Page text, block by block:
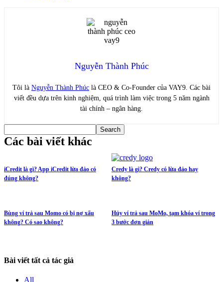
Nguyễn Thành Phúc
Tôi là Nguyễn Thành Phúc là CEO & Co-Founder của VAY9. Các bài
viết đều dựa trên kinh nghiệm, quá trình làm việc trong 5 năm ngành
tài chính – ngân hàng.
Các bài viết khác
iCredit là gì? App iCredit lừa đảo có
đúng không?
Credy là gì? Credy có lừa đảo hay
không?
Bùng ví trả sau Momo có bị nợ xấu
không? Có sao không?
Hủy ví trả sau MoMo, tạm khóa ví trong
3 bước đơn giản
Bài viết tất cả tác giả
All